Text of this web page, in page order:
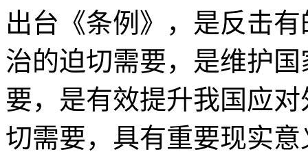
出台《条例》，是反击
治的迫切需要，是维护
要，是有效提升我国应
切需要，具有重要现实